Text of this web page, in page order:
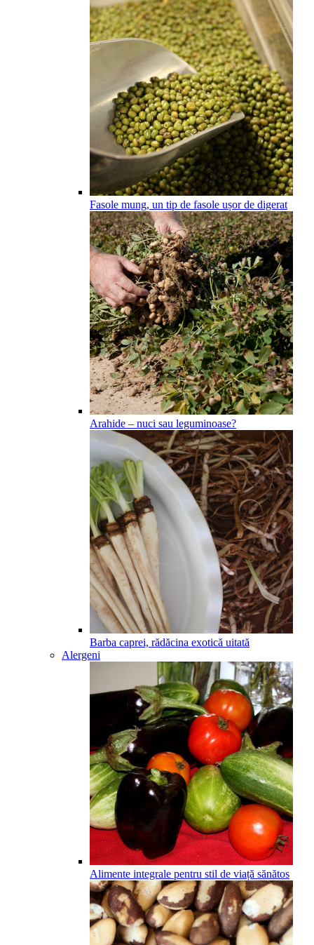
Fasole mung, un tip de fasole ușor de digerat
Arahide – nuci sau leguminoase?
Barba caprei, rădăcina exotică uitată
Alergeni
Alimente integrale pentru stil de viață sănătos